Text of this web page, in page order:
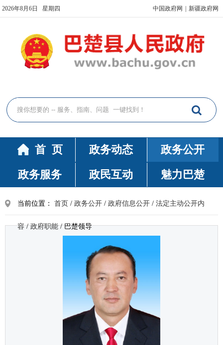
2026年8月6日 星期四 中国政府网 新疆政府网
首 页 政务动态
政务公开
政务服务
政民互动 魅力巴楚
当前位置： 首页 / 政务公开 / 政府信息公开 / 法定主动公开内
容/政府职能/巴楚领导